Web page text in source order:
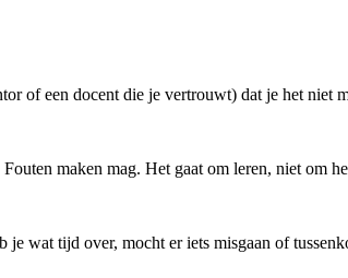
of een docent die je vertrouwt) dat je het niet
maken mag. Het gaat om leren, niet om
je wat tijd over, mocht er iets misgaan of